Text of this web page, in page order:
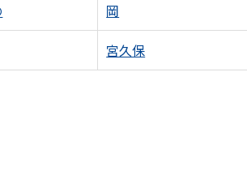
岡
宮久保